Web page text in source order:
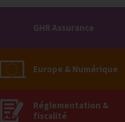
GHR Assurance
Europe & Numérique
Réglementation &
fiscalité